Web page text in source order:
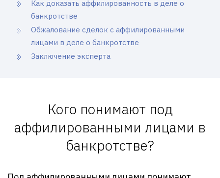
Как доказать аффилированность в деле о
банкротстве
Обжалование сделок с аффилированными
лицами в деле о банкротстве
Заключение эксперта
Кого понимают под
аффилированными лицами в
банкротстве?